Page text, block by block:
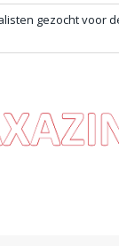
gezocht voor